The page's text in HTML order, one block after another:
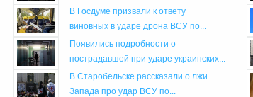
В Госдуме призвали к ответу
виновных в ударе дрона ВСУ по...
Появились подробности о
пострадавшей при ударе украинских...
В Старобельске рассказали о лжи
Запада про удар ВСУ по...